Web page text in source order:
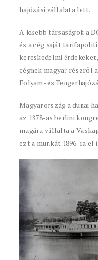
hajózási vállalata lett.
A kisebb társaságok a
és a cég saját
kereskedelmi
cégnek magyar részről
Folyam- és
Magyarország a dunai
az 1878-as berlini
magára vállalta a
ezt a munkát 1896-ra el